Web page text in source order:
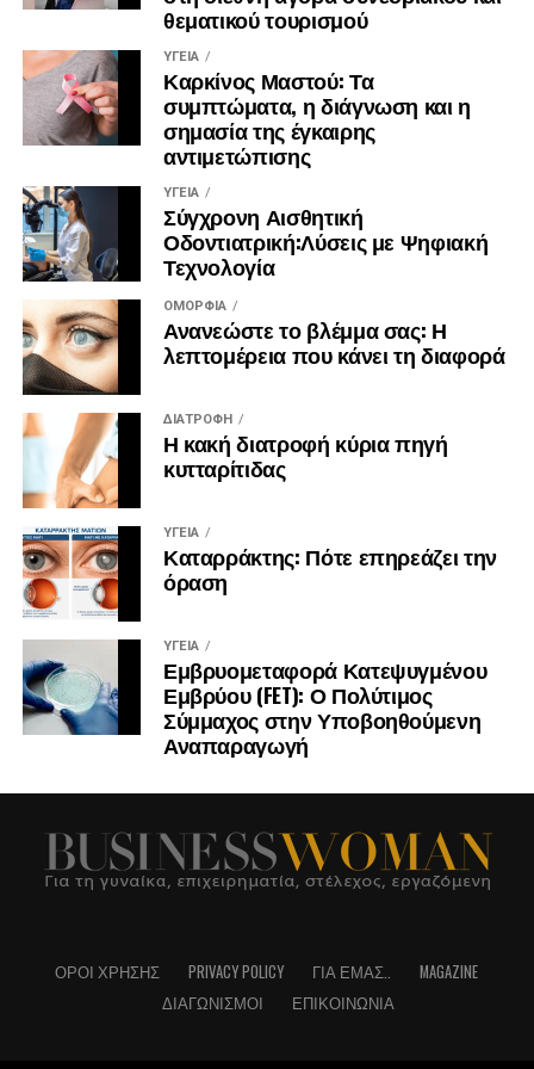
την αυθεντική μακεδονική
γαστρονομία.
θεματικού τουρισμού
ΥΓΕΊΑ
Καρκίνος Μαστού: Τα
συμπτώματα, η διάγνωση και η
σημασία της έγκαιρης
αντιμετώπισης
ΥΓΕΊΑ
Σύγχρονη Αισθητική
Οδοντιατρική:Λύσεις με Ψηφιακή
Τεχνολογία
ΟΜΟΡΦΙΆ
Ανανεώστε το βλέμμα σας: Η
λεπτομέρεια που κάνει τη διαφορά
ΔΙΑΤΡΟΦΉ
Η κακή διατροφή κύρια πηγή
κυτταρίτιδας
ΥΓΕΊΑ
Καταρράκτης: Πότε επηρεάζει την
όραση
ΥΓΕΊΑ
Εμβρυομεταφορά Κατεψυγμένου
Εμβρύου (FET): Ο Πολύτιμος
Σύμμαχος στην Υποβοηθούμενη
Αναπαραγωγή
ΌΡΟΙ ΧΡΉΣΗΣ PRIVACY POLICY ΓΙΑ ΕΜΆΣ..
MAGAZINE
ΔΙΑΓΩΝΙΣΜΟΊ
ΕΠΙΚΟΙΝΩΝΊΑ